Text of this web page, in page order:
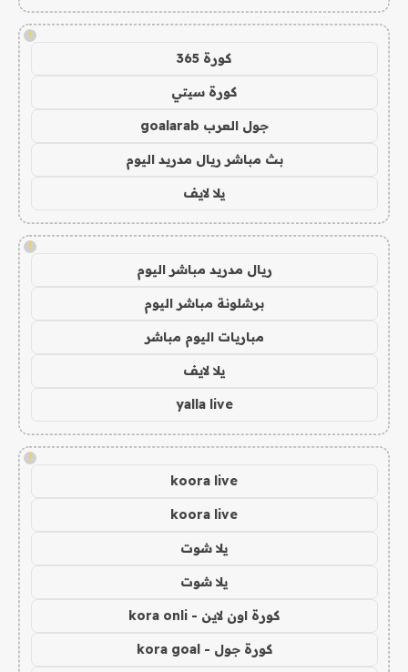
!
كورة 365
كورة سيتي
جول العرب goalarab
بث مباشر ريال مدريد اليوم
يلا لايف
!
ريال مدريد مباشر اليوم
برشلونة مباشر اليوم
مباريات اليوم مباشر
يلا لايف
yalla live
!
koora live
koora live
يلا شوت
يلا شوت
كورة اون لاين - kora onli
كورة جول - kora goal